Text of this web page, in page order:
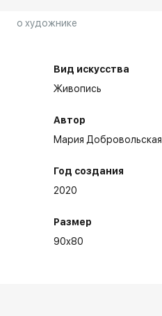
о художнике
Вид искусства
Живопись
Автор
Мария Добровольская
Год создания
2020
Размер
90x80